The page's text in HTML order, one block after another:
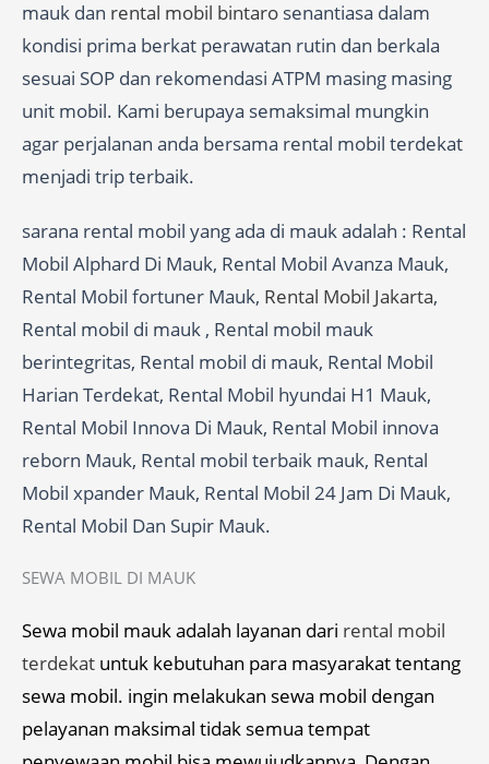
mauk dan rental mobil bintaro senantiasa dalam
kondisi prima berkat perawatan rutin dan berkala
sesuai SOP dan rekomendasi ATPM masing masing
unit mobil. Kami berupaya semaksimal mungkin
agar perjalanan anda bersama rental mobil terdekat
menjadi trip terbaik.
sarana rental mobil yang ada di mauk adalah : Rental
Mobil Alphard Di Mauk, Rental Mobil Avanza Mauk,
Rental Mobil fortuner Mauk, Rental Mobil Jakarta,
Rental mobil di mauk , Rental mobil mauk
berintegritas, Rental mobil di mauk, Rental Mobil
Harian Terdekat, Rental Mobil hyundai H1 Mauk,
Rental Mobil Innova Di Mauk, Rental Mobil innova
reborn Mauk, Rental mobil terbaik mauk, Rental
Mobil xpander Mauk, Rental Mobil 24 Jam Di Mauk,
Rental Mobil Dan Supir Mauk.
SEWA MOBIL DI MAUK
Sewa mobil mauk adalah layanan dari rental mobil
terdekat untuk kebutuhan para masyarakat tentang
sewa mobil. ingin melakukan sewa mobil dengan
pelayanan maksimal tidak semua tempat